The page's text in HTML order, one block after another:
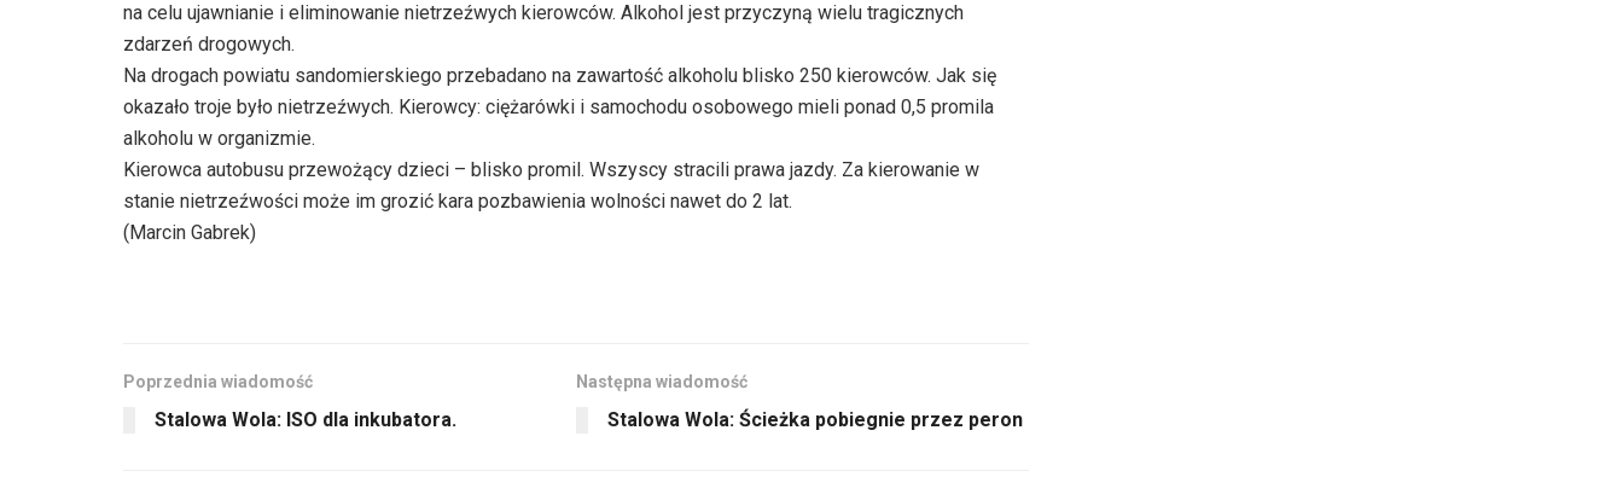
na celu ujawnianie i eliminowanie nietrzeźwych kierowców. Alkohol jest przyczyną wielu tragicznych
zdarzeń drogowych.
Na drogach powiatu sandomierskiego przebadano na zawartość alkoholu blisko 250 kierowców. Jak się
okazało troje było nietrzeźwych. Kierowcy: ciężarówki i samochodu osobowego mieli ponad 0,5 promila
alkoholu w organizmie.
Kierowca autobusu przewożący dzieci – blisko promil. Wszyscy stracili prawa jazdy. Za kierowanie w
stanie nietrzeźwości może im grozić kara pozbawienia wolności nawet do 2 lat.
(Marcin Gabrek)
Poprzednia wiadomość
Stalowa Wola: ISO dla inkubatora.
Następna wiadomość
Stalowa Wola: Ścieżka pobiegnie przez peron